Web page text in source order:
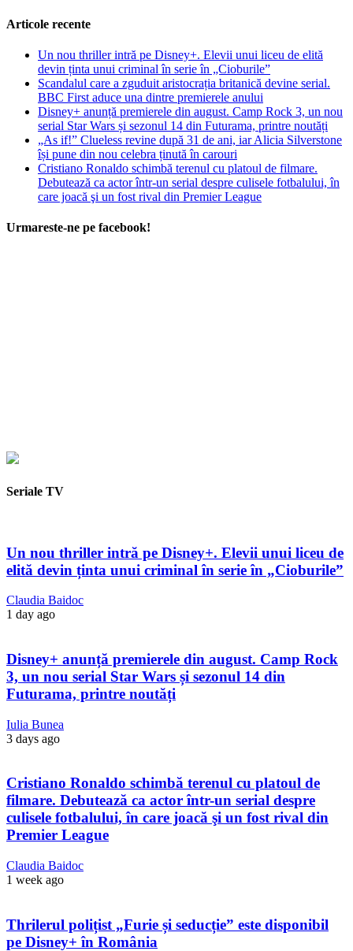
Articole recente
Un nou thriller intră pe Disney+. Elevii unui liceu de elită
devin ținta unui criminal în serie în „Cioburile”
Scandalul care a zguduit aristocrația britanică devine serial.
BBC First aduce una dintre premierele anului
Disney+ anunță premierele din august. Camp Rock 3, un nou
serial Star Wars și sezonul 14 din Futurama, printre noutăți
„As if!” Clueless revine după 31 de ani, iar Alicia Silverstone
își pune din nou celebra ținută în carouri
Cristiano Ronaldo schimbă terenul cu platoul de filmare.
Debutează ca actor într-un serial despre culisele fotbalului, în
care joacă şi un fost rival din Premier League
Urmareste-ne pe facebook!
Seriale TV
Un nou thriller intră pe Disney+. Elevii unui liceu de
elită devin ținta unui criminal în serie în „Cioburile”
Claudia Baidoc
1 day ago
Disney+ anunță premierele din august. Camp Rock
3, un nou serial Star Wars și sezonul 14 din
Futurama, printre noutăți
Iulia Bunea
3 days ago
Cristiano Ronaldo schimbă terenul cu platoul de
filmare. Debutează ca actor într-un serial despre
culisele fotbalului, în care joacă şi un fost rival din
Premier League
Claudia Baidoc
1 week ago
Thrilerul polițist „Furie și seducție” este disponibil
pe Disney+ în România